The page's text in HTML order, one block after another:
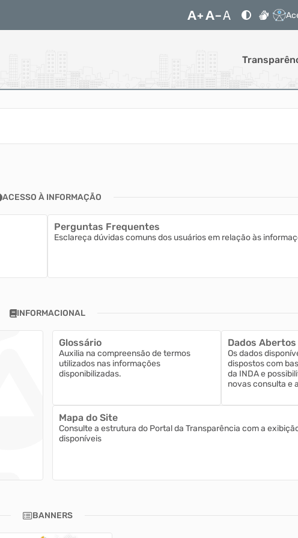
ACESSO À INFORMAÇÃO
Perguntas Frequentes
Esclareça dúvidas comuns dos usuários em relação às
INFORMACIONAL
Glossário
Auxilia na compreensão de termos
utilizados nas informações
disponibilizadas.
Dados Abertos
Os dados
dispostos com
da INDA e
novas consulta e
Mapa do Site
Consulte a estrutura do Portal da Transparência com a
disponíveis
BANNERS